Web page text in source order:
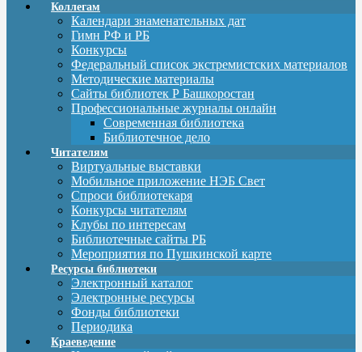
Коллегам
Календари знаменательных дат
Гимн РФ и РБ
Конкурсы
Федеральный список экстремистских материалов
Методические материалы
Сайты библиотек Р Башкоростан
Профессиональные журналы онлайн
Современная библиотека
Библиотечное дело
Читателям
Виртуальные выставки
Мобильное приложение НЭБ Свет
Спроси библиотекаря
Конкурсы читателям
Клубы по интересам
Библиотечные сайты РБ
Мероприятия по Пушкинской карте
Ресурсы библиотеки
Электронный каталог
Электронные ресурсы
Фонды библиотеки
Периодика
Краеведение